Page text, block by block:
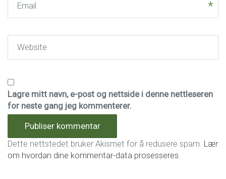
Lagre mitt navn, e-post og nettside i denne nettleseren
for neste gang jeg kommenterer.
Dette nettstedet bruker Akismet for å redusere spam. Lær
om hvordan dine kommentar-data prosesseres